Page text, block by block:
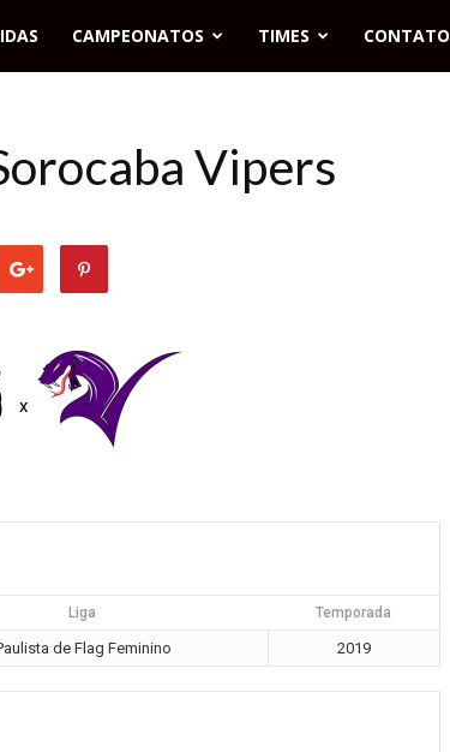
CAMPEONATOS TIMES CONTATO
Vipers
x
Liga Temporada
de Flag Feminino 2019